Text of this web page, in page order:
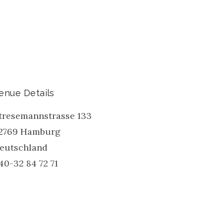
Details
133
Hamburg
32 84 72 71